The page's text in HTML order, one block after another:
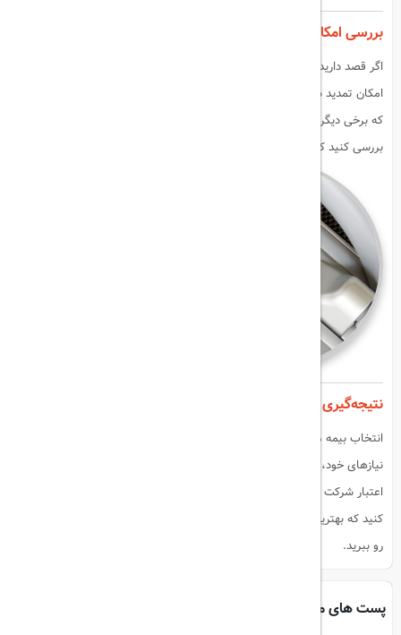
بررسی امکان تمدید بیمه
اگر قصد دارید سفر خود رو تمدید کنید، باید بررسی کنید که آیا بیمه شما
امکان تمدید داره یا نه. برخی بیمه‌ها ممکنه امکان تمدید رو ارائه بدن، در حالی
که برخی دیگر ممکنه این امکان رو نداشته باشن. قبل از خرید بیمه، حتماً
بررسی کنید که آیا امکان تمدید بیمه وجود داره و شرایط اون چیه.
نتیجه‌گیری
انتخاب بیمه مسافرتی مناسب نیاز به تحقیق و برنامه‌ریزی داره. با تعیین
نیازهای خود، بررسی پوشش‌ها، مقایسه قیمت‌ها، بررسی شرایط و ضوابط،
اعتبار شرکت بیمه، پوشش کرونا و امکان تمدید، می‌تونید بیمه‌ای رو انتخاب
کنید که بهترین محافظت رو برای شما فراهم کنه و از سفر خود نهایت استفاده
رو ببرید.
پست های مرتبط